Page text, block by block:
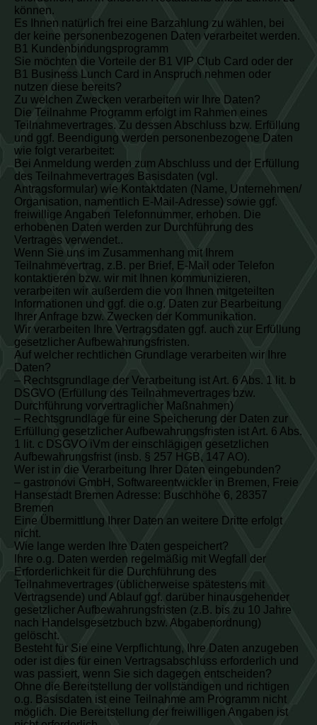
können.
Es Ihnen natürlich frei eine Barzahlung zu wählen, bei
der keine personenbezogenen Daten verarbeitet werden.
B1 Kundenbindungsprogramm
Sie möchten die Vorteile der B1 VIP Club Card oder der
B1 Business Lunch Card in Anspruch nehmen oder
nutzen diese bereits?
Zu welchen Zwecken verarbeiten wir Ihre Daten?
Die Teilnahme Programm erfolgt im Rahmen eines
Teilnahmevertrages. Zu dessen Abschluss bzw. Erfüllung
und ggf. Beendigung werden personenbezogene Daten
wie folgt verarbeitet:
Bei Anmeldung werden zum Abschluss und der Erfüllung
des Teilnahmevertrages Basisdaten (vgl.
Antragsformular) wie Kontaktdaten (Name, Unternehmen/
Organisation, namentlich E-Mail-Adresse) sowie ggf.
freiwillige Angaben Telefonnummer, erhoben. Die
erhobenen Daten werden zur Durchführung des
Vertrages verwendet..
Wenn Sie uns im Zusammenhang mit Ihrem
Teilnahmevertrag, z.B. per Brief, E-Mail oder Telefon
kontaktieren bzw. wir mit Ihnen kommunizieren,
verarbeiten wir außerdem die von Ihnen mitgeteilten
Informationen und ggf. die o.g. Daten zur Bearbeitung
Ihrer Anfrage bzw. Zwecken der Kommunikation.
Wir verarbeiten Ihre Vertragsdaten ggf. auch zur Erfüllung
gesetzlicher Aufbewahrungsfristen.
Auf welcher rechtlichen Grundlage verarbeiten wir Ihre
Daten?
– Rechtsgrundlage der Verarbeitung ist Art. 6 Abs. 1 lit. b
DSGVO (Erfüllung des Teilnahmevertrages bzw.
Durchführung vorvertraglicher Maßnahmen)
– Rechtsgrundlage für eine Speicherung der Daten zur
Erfüllung gesetzlicher Aufbewahrungsfristen ist Art. 6 Abs.
1 lit. c DSGVO iVm der einschlägigen gesetzlichen
Aufbewahrungsfrist (insb. § 257 HGB, 147 AO).
Wer ist in die Verarbeitung Ihrer Daten eingebunden?
– gastronovi GmbH, Softwareentwickler in Bremen, Freie
Hansestadt Bremen Adresse: Buschhöhe 6, 28357
Bremen
Eine Übermittlung Ihrer Daten an weitere Dritte erfolgt
nicht.
Wie lange werden Ihre Daten gespeichert?
Ihre o.g. Daten werden regelmäßig mit Wegfall der
Erforderlichkeit für die Durchführung des
Teilnahmevertrages (üblicherweise spätestens mit
Vertragsende) und Ablauf ggf. darüber hinausgehender
gesetzlicher Aufbewahrungsfristen (z.B. bis zu 10 Jahre
nach Handelsgesetzbuch bzw. Abgabenordnung)
gelöscht.
Besteht für Sie eine Verpflichtung, Ihre Daten anzugeben
oder ist dies für einen Vertragsabschluss erforderlich und
was passiert, wenn Sie sich dagegen entscheiden?
Ohne die Bereitstellung der vollständigen und richtigen
o.g. Basisdaten ist eine Teilnahme am Programm nicht
möglich. Die Bereitstellung der freiwilligen Angaben ist